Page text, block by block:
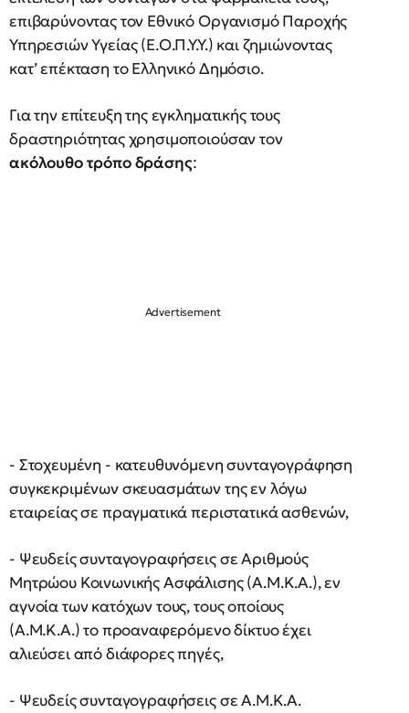
επιβαρύνοντας τον Εθνικό Οργανισμό Παροχής
Υπηρεσιών Υγείας (Ε.Ο.Π.Υ.Υ.) και ζημιώνοντας
κατ’ επέκταση το Ελληνικό Δημόσιο.
Για την επίτευξη της εγκληματικής τους
δραστηριότητας χρησιμοποιούσαν τον
ακόλουθο τρόπο δράσης:
- Στοχευμένη - κατευθυνόμενη συνταγογράφηση
συγκεκριμένων σκευασμάτων της εν λόγω
εταιρείας σε πραγματικά περιστατικά ασθενών,
- Ψευδείς συνταγογραφήσεις σε Αριθμούς
Μητρώου Κοινωνικής Ασφάλισης (Α.Μ.Κ.Α.), εν
αγνοία των κατόχων τους, τους οποίους
(Α.Μ.Κ.Α.) το προαναφερόμενο δίκτυο έχει
αλιεύσει από διάφορες πηγές,
- Ψευδείς συνταγογραφήσεις σε Α.Μ.Κ.Α.